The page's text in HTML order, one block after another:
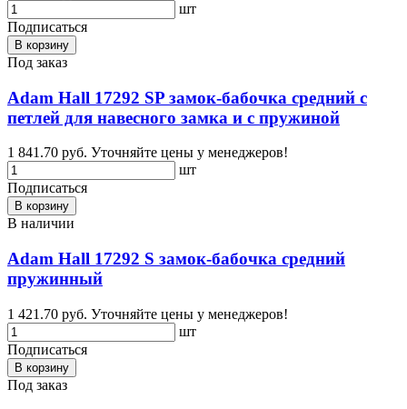
шт
Подписаться
В корзину
Под заказ
Adam Hall 17292 SP замок-бабочка средний с
петлей для навесного замка и с пружиной
1 841.70 руб. Уточняйте цены у менеджеров!
шт
Подписаться
В корзину
В наличии
Adam Hall 17292 S замок-бабочка средний
пружинный
1 421.70 руб. Уточняйте цены у менеджеров!
шт
Подписаться
В корзину
Под заказ